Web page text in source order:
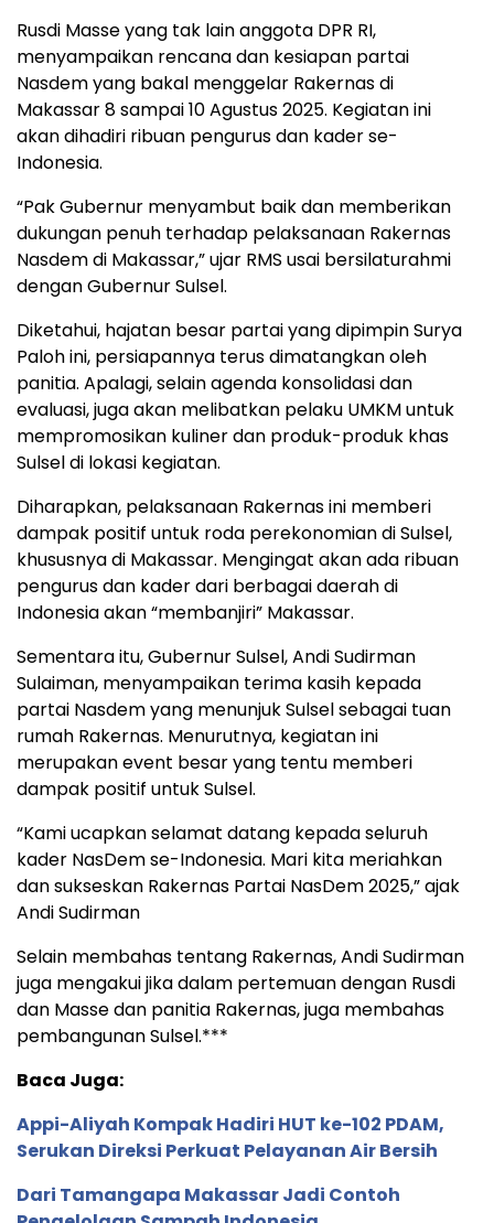
Rusdi Masse yang tak lain anggota DPR RI,
menyampaikan rencana dan kesiapan partai
Nasdem yang bakal menggelar Rakernas di
Makassar 8 sampai 10 Agustus 2025. Kegiatan ini
akan dihadiri ribuan pengurus dan kader se-
Indonesia.
“Pak Gubernur menyambut baik dan memberikan
dukungan penuh terhadap pelaksanaan Rakernas
Nasdem di Makassar,” ujar RMS usai bersilaturahmi
dengan Gubernur Sulsel.
Diketahui, hajatan besar partai yang dipimpin Surya
Paloh ini, persiapannya terus dimatangkan oleh
panitia. Apalagi, selain agenda konsolidasi dan
evaluasi, juga akan melibatkan pelaku UMKM untuk
mempromosikan kuliner dan produk-produk khas
Sulsel di lokasi kegiatan.
Diharapkan, pelaksanaan Rakernas ini memberi
dampak positif untuk roda perekonomian di Sulsel,
khususnya di Makassar. Mengingat akan ada ribuan
pengurus dan kader dari berbagai daerah di
Indonesia akan “membanjiri” Makassar.
Sementara itu, Gubernur Sulsel, Andi Sudirman
Sulaiman, menyampaikan terima kasih kepada
partai Nasdem yang menunjuk Sulsel sebagai tuan
rumah Rakernas. Menurutnya, kegiatan ini
merupakan event besar yang tentu memberi
dampak positif untuk Sulsel.
“Kami ucapkan selamat datang kepada seluruh
kader NasDem se-Indonesia. Mari kita meriahkan
dan sukseskan Rakernas Partai NasDem 2025,” ajak
Andi Sudirman
Selain membahas tentang Rakernas, Andi Sudirman
juga mengakui jika dalam pertemuan dengan Rusdi
dan Masse dan panitia Rakernas, juga membahas
pembangunan Sulsel.***
Baca Juga:
Appi-Aliyah Kompak Hadiri HUT ke-102 PDAM,
Serukan Direksi Perkuat Pelayanan Air Bersih
Dari Tamangapa Makassar Jadi Contoh